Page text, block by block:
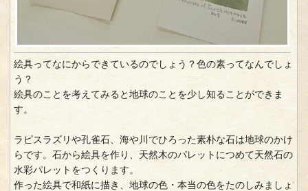
絵具ってなにからできているのでしょう？色の素ってなんでしょ
う？
絵具のことを考えてみると地球のことを少し知ることができま
す。
ラピスラズリや孔雀石、海や川でひろった素朴な石は地球のかけ
らです。石から絵具を作り、天然木のパレットにつめて天然石の
水彩パレットをつくります。
作った絵具で和紙に描き、地球の色・本当の色をたのしみましょ